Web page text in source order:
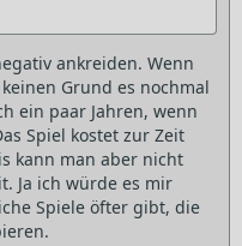
ankreiden. Wenn
Grund es nochmal
ein paar Jahren, wenn
Spiel kostet zur Zeit
kann man aber nicht
Ja ich würde es mir
Spiele öfter gibt, die